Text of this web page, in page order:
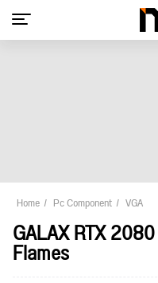
Home Pc Component VGA
GALAX RTX
Flames